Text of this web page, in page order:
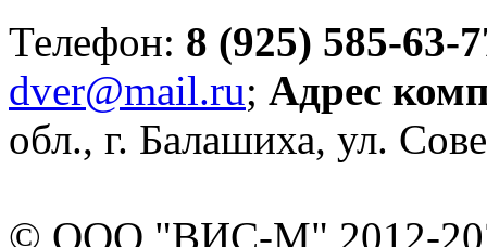
Телефон: 8 (925) 585-63-
dver@mail.ru; Адрес
обл., г. Балашиха, ул.
© ООО "ВИС-М" 2012-